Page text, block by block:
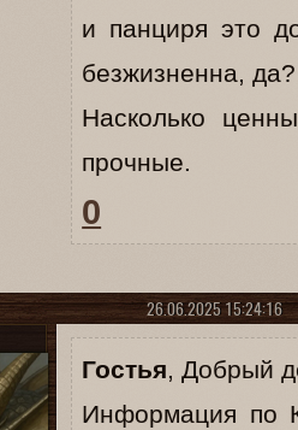
и панциря это
безжизненна, да?
Насколько
прочные.
0
26.06.2025 15:24:16
Гостья, Добрый
Информация по